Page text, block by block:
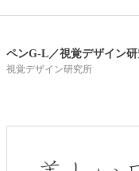
ペンG-L／視覚デザイン
視覚デザイン研究所